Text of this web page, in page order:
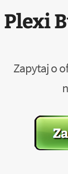
Plexi
Zapytaj o